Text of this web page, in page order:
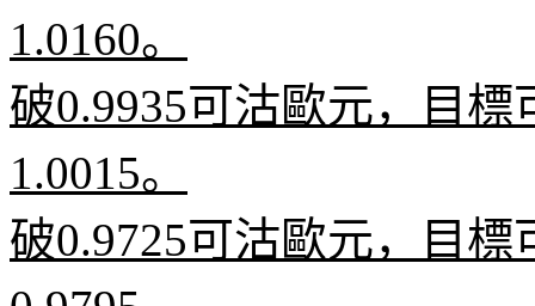
1.0160。
破0.9935可沽歐元，目標
1.0015。
破0.9725可沽歐元，目標